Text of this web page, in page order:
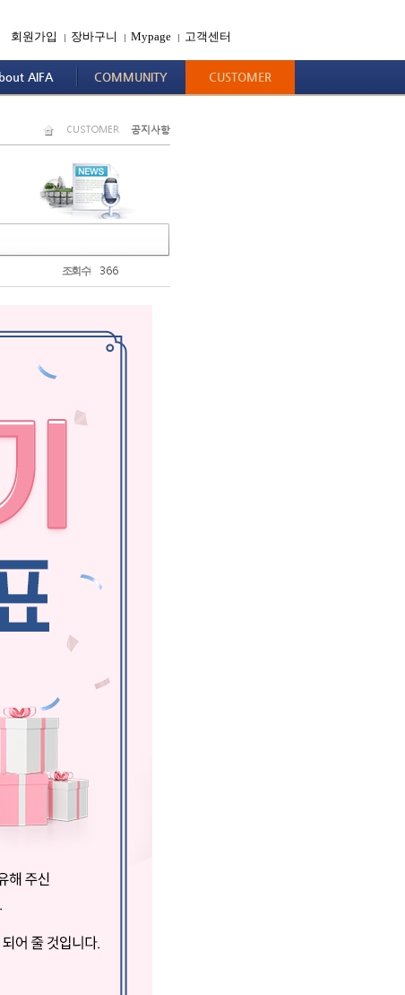
회원가입 | 장바구니 | Mypage | 고객센터
AIFA COMMUNITY CUSTOMER
CUSTOMER 공지사항
조회수 366